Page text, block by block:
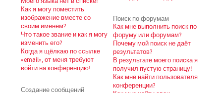
Как я могу поместить
изображение вместе со
своим именем?
Что такое звание и как я могу
изменить его?
Когда я щёлкаю по ссылке
«email», от меня требуют
войти на конференцию!
Создание сообщений
Поиск по форумам
Как мне выполнить поиск по
форуму или форумам?
Почему мой поиск не даёт
результатов?
В результате моего поиска я
получил пустую страницу!
Как мне найти пользователя
конференции?